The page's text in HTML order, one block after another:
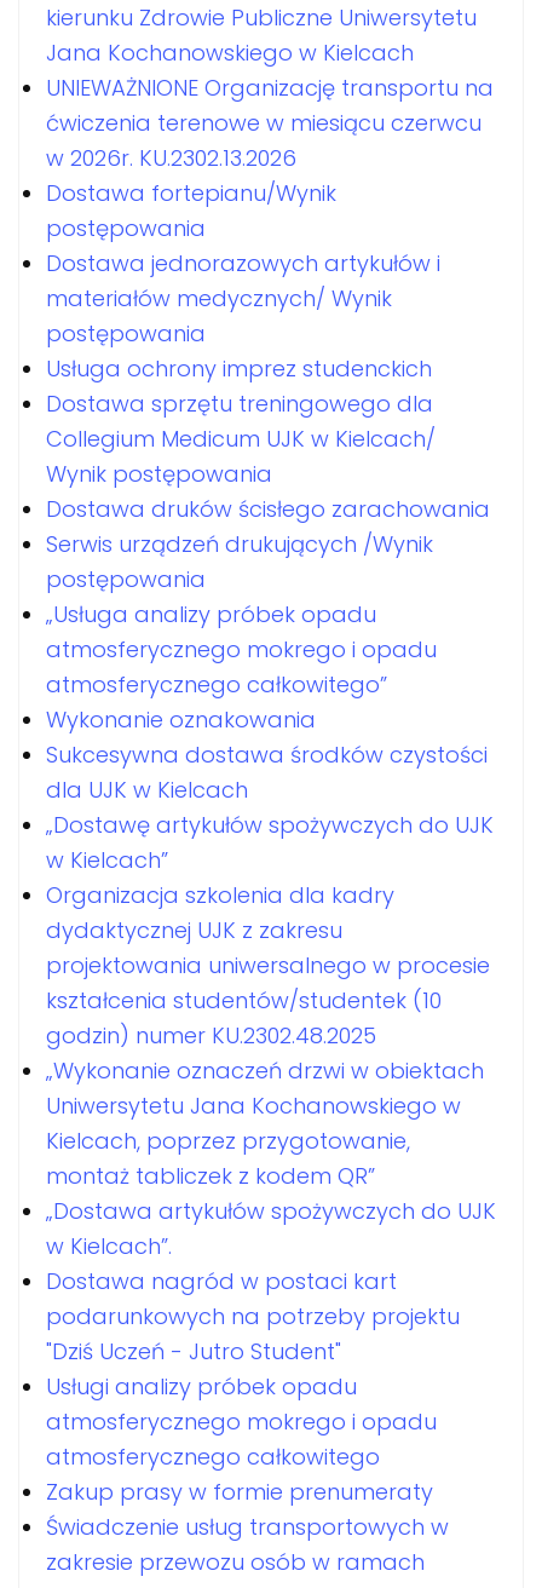
kierunku Zdrowie Publiczne Uniwersytetu
Jana Kochanowskiego w Kielcach
UNIEWAŻNIONE Organizację transportu na
ćwiczenia terenowe w miesiącu czerwcu
w 2026r. KU.2302.13.2026
Dostawa fortepianu/Wynik
postępowania
Dostawa jednorazowych artykułów i
materiałów medycznych/ Wynik
postępowania
Usługa ochrony imprez studenckich
Dostawa sprzętu treningowego dla
Collegium Medicum UJK w Kielcach/
Wynik postępowania
Dostawa druków ścisłego zarachowania
Serwis urządzeń drukujących /Wynik
postępowania
„Usługa analizy próbek opadu
atmosferycznego mokrego i opadu
atmosferycznego całkowitego”
Wykonanie oznakowania
Sukcesywna dostawa środków czystości
dla UJK w Kielcach
„Dostawę artykułów spożywczych do UJK
w Kielcach”
Organizacja szkolenia dla kadry
dydaktycznej UJK z zakresu
projektowania uniwersalnego w procesie
kształcenia studentów/studentek (10
godzin) numer KU.2302.48.2025
„Wykonanie oznaczeń drzwi w obiektach
Uniwersytetu Jana Kochanowskiego w
Kielcach, poprzez przygotowanie,
montaż tabliczek z kodem QR”
„Dostawa artykułów spożywczych do UJK
w Kielcach”.
Dostawa nagród w postaci kart
podarunkowych na potrzeby projektu
"Dziś Uczeń - Jutro Student"
Usługi analizy próbek opadu
atmosferycznego mokrego i opadu
atmosferycznego całkowitego
Zakup prasy w formie prenumeraty
Świadczenie usług transportowych w
zakresie przewozu osób w ramach